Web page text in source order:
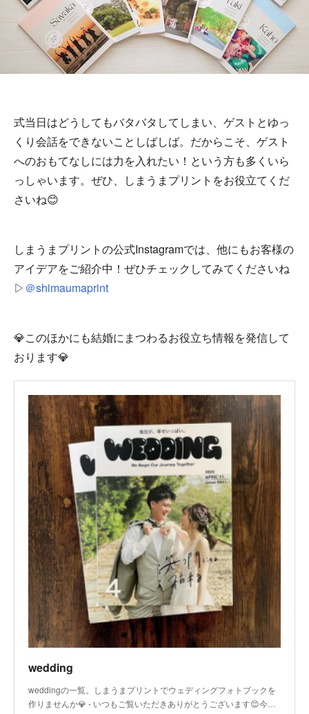
式当日はどうしてもバタバタしてしまい、ゲストとゆっ
くり会話をできないことしばしば。だからこそ、ゲスト
へのおもてなしには力を入れたい！という方も多くいら
っしゃいます。ぜひ、しまうまプリントをお役立てくだ
さいね😊
しまうまプリントの公式Instagramでは、他にもお客様の
アイデアをご紹介中！ぜひチェックしてみてくださいね
▷ ＠shimaumaprint
💎このほかにも結婚にまつわるお役立ち情報を発信して
おります💎
wedding
weddingの一覧。しまうまプリントでウェディングフォトブックを
作りませんか💎 - いつもご覧いただきありがとうございます😊今…